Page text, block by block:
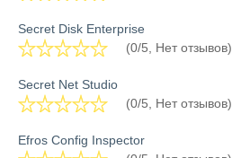
Secret Disk Enterprise
(0/5, Нет отзывов)
Secret Net Studio
(0/5, Нет отзывов)
Efros Config Inspector